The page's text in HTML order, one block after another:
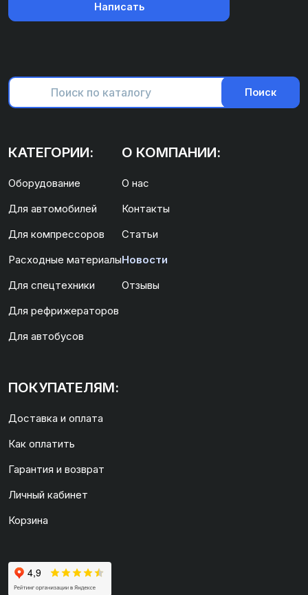
Написать
Поиск
КАТЕГОРИИ:
Оборудование
Для автомобилей
Для компрессоров
Расходные материалы
Для спецтехники
Для рефрижераторов
Для автобусов
О КОМПАНИИ:
О нас
Контакты
Статьи
Новости
Отзывы
ПОКУПАТЕЛЯМ:
Доставка и оплата
Как оплатить
Гарантия и возврат
Личный кабинет
Корзина